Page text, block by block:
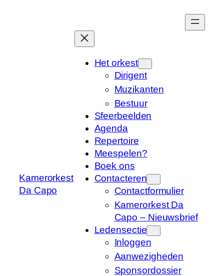
Kamerorkest
Da Capo
Het orkest
Dirigent
Muzikanten
Bestuur
Sfeerbeelden
Agenda
Repertoire
Meespelen?
Boek ons
Contacteren
Contactformulier
Kamerorkest Da
Capo – Nieuwsbrief
Ledensectie
Inloggen
Aanwezigheden
Sponsordossier